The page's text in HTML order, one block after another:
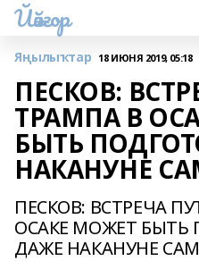
Йәйғор
Яңылыҡтар 18 ИЮНЯ 2019, 05:18
ПЕСКОВ:
ТРАМПА В
БЫТЬ
НАКАНУНЕ
ПЕСКОВ: ВСТРЕЧА
ОСАКЕ МОЖЕТ БЫТЬ
ДАЖЕ НАКАНУНЕ